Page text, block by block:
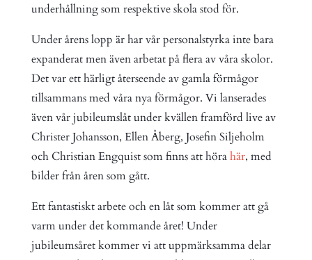
underhållning som respektive skola stod för.
Under årens lopp är har vår personalstyrka inte bara
expanderat men även arbetat på flera av våra skolor.
Det var ett härligt återseende av gamla förmågor
tillsammans med våra nya förmågor. Vi lanserades
även vår jubileumslåt under kvällen framförd live av
Christer Johansson, Ellen Åberg, Josefin Siljeholm
och Christian Engquist som finns att hörahär, med
bilder från åren som gått.
Ett fantastiskt arbete och en låt som kommer att gå
varm under det kommande året! Under
jubileumsåret kommer vi att uppmärksamma delar